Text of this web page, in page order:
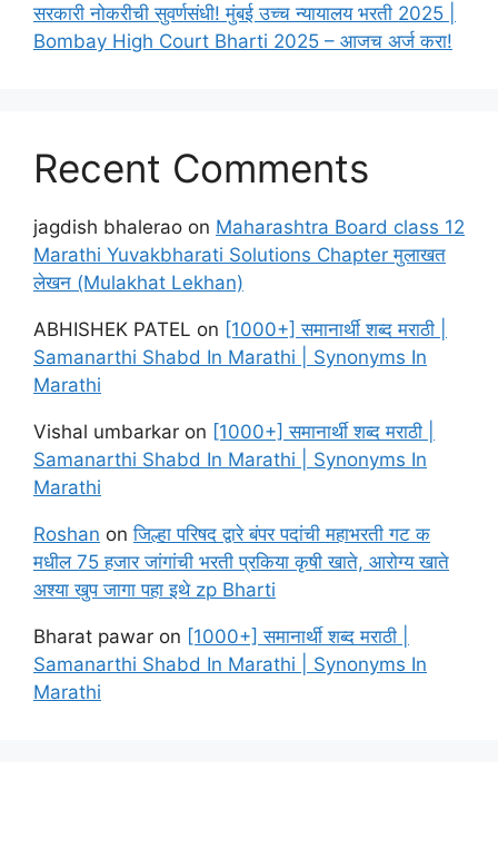
सरकारी नोकरीची सुवर्णसंधी! मुंबई उच्च न्यायालय भरती 2025 |
Bombay High Court Bharti 2025 – आजच अर्ज करा!
Recent Comments
jagdish bhalerao on Maharashtra Board class 12
Marathi Yuvakbharati Solutions Chapter मुलाखत
लेखन (Mulakhat Lekhan)
ABHISHEK PATEL on [1000+] समानार्थी शब्द मराठी |
Samanarthi Shabd In Marathi | Synonyms In
Marathi
Vishal umbarkar on [1000+] समानार्थी शब्द मराठी |
Samanarthi Shabd In Marathi | Synonyms In
Marathi
Roshan onजिल्हा परिषद द्वारे बंपर पदांची महाभरती गट क
मधील 75 हजार जांगांची भरती प्रकिया कृषी खाते, आरोग्य खाते
अश्या खुप जागा पहा इथे zp Bharti
Bharat pawar on [1000+] समानार्थी शब्द मराठी |
Samanarthi Shabd In Marathi | Synonyms In
Marathi